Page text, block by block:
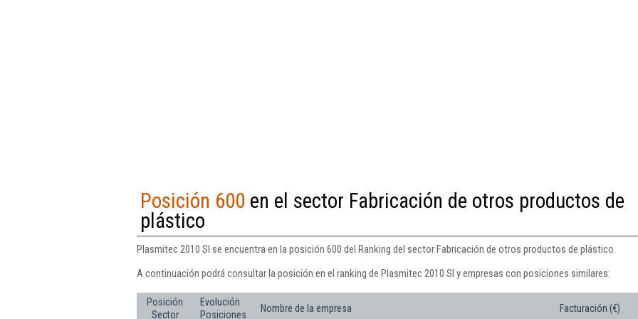
Posición 600 en el sector Fabricación de otros productos de
plástico
Plasmitec 2010 Sl se encuentra en la posición 600 del Ranking del sector Fabricación de otros productos de plástico.
A continuación podrá consultar la posición en el ranking de Plasmitec 2010 Sl y empresas con posiciones similares:
Posición
Sector
Evolución
Posiciones
Nombre de la empresa Facturación (€)